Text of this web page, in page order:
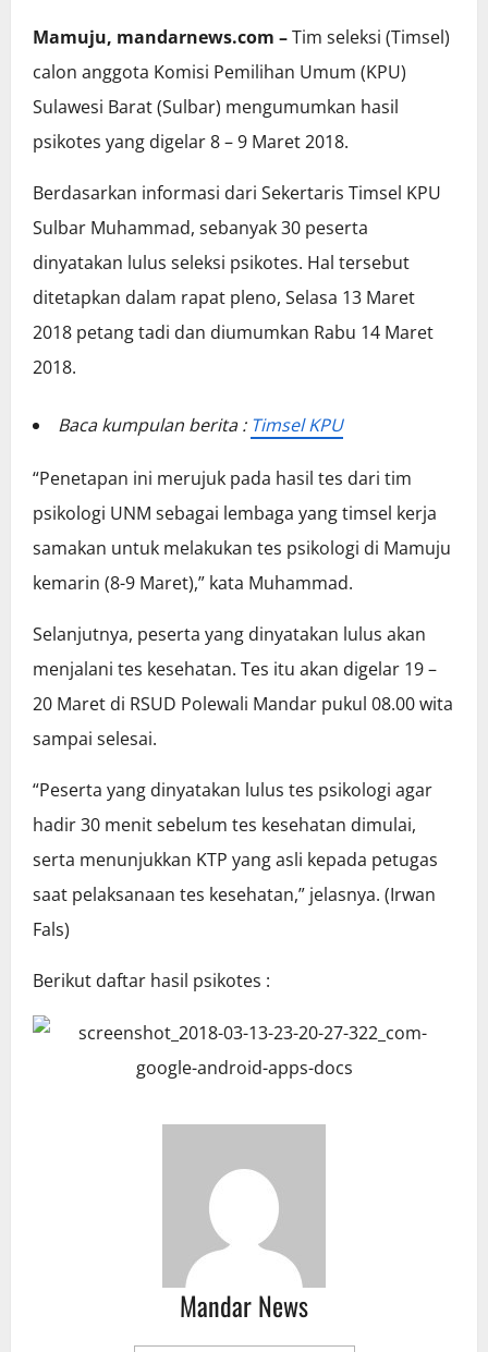
Mamuju, mandarnews.com –Tim seleksi (Timsel)
calon anggota Komisi Pemilihan Umum (KPU)
Sulawesi Barat (Sulbar) mengumumkan hasil
psikotes yang digelar 8 – 9 Maret 2018.
Berdasarkan informasi dari Sekertaris Timsel KPU
Sulbar Muhammad, sebanyak 30 peserta
dinyatakan lulus seleksi psikotes. Hal tersebut
ditetapkan dalam rapat pleno, Selasa 13 Maret
2018 petang tadi dan diumumkan Rabu 14 Maret
2018.
Baca kumpulan berita : Timsel KPU
“Penetapan ini merujuk pada hasil tes dari tim
psikologi UNM sebagai lembaga yang timsel kerja
samakan untuk melakukan tes psikologi di Mamuju
kemarin (8-9 Maret),” kata Muhammad.
Selanjutnya, peserta yang dinyatakan lulus akan
menjalani tes kesehatan. Tes itu akan digelar 19 –
20 Maret di RSUD Polewali Mandar pukul 08.00 wita
sampai selesai.
“Peserta yang dinyatakan lulus tes psikologi agar
hadir 30 menit sebelum tes kesehatan dimulai,
serta menunjukkan KTP yang asli kepada petugas
saat pelaksanaan tes kesehatan,” jelasnya. (Irwan
Fals)
Berikut daftar hasil psikotes :
Mandar News